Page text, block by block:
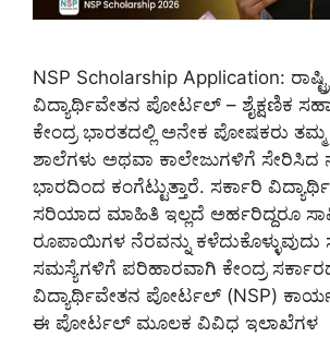
NSP Scholarship Application:
ವಿದ್ಯಾರ್ಥಿವೇತನ ಪೋರ್ಟಲ್ – ಶೈಕ್ಷಣಿಕ
ಕೇಂದ್ರ ಭಾರತದಲ್ಲಿ ಅನೇಕ ಪೋಷಕರು ತಮ್ಮ
ಶಾಲೆಗಳು ಅಥವಾ ಕಾಲೇಜುಗಳಿಗೆ ಸೇರಿಸಿದ
ಭಾರದಿಂದ ಕಂಗೆಟ್ಟುತ್ತಾರೆ. ಸರ್ಕಾರಿ
ಸರಿಯಾದ ಮಾಹಿತಿ ಇಲ್ಲದೆ ಅರ್ಹರಿದ್ದರೂ
ರೂಪಾಯಿಗಳ ನೆರವನ್ನು ಕಳೆದುಕೊಳ್ಳುವುದು
ಸಮಸ್ಯೆಗಳಿಗೆ ಪರಿಹಾರವಾಗಿ ಕೇಂದ್ರ
ವಿದ್ಯಾರ್ಥಿವೇತನ ಪೋರ್ಟಲ್ (NSP)
ಈ ಪೋರ್ಟಲ್ ಮೂಲಕ ವಿವಿಧ ಇಲಾಖೆಗಳ